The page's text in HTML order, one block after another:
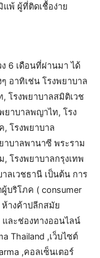
แพ้ ผู้ที่ติดเชื้อง่าย
6 เดือนที่ผ่านมา ได้
อาทิเช่น โรงพยาบาล
โรงพยาบาลสมิติเวช
ยาบาลพญาไท, โรง
, โรงพยาบาล
าบาลพานาซี พระราม
, โรงพยาบาลกรุงเทพ
ลเวชธานี เป็นต้น การ
ผู้บริโภค ( consumer
ห้างค้าปลีกสมัย
และช่องทางออนไลน์
Thailand ,เว็บไซต์
,คอลเซ็นเตอร์